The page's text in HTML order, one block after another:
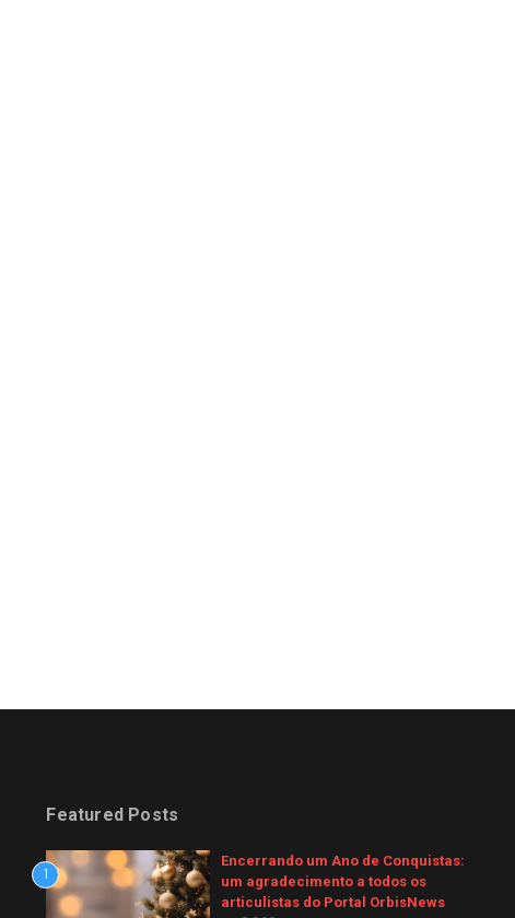
Featured Posts
1
Encerrando um Ano de Conquistas:
um agradecimento a todos os
articulistas do Portal OrbisNews